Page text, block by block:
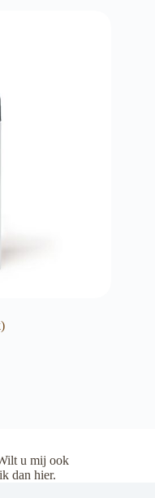
u mij ook
dan hier.